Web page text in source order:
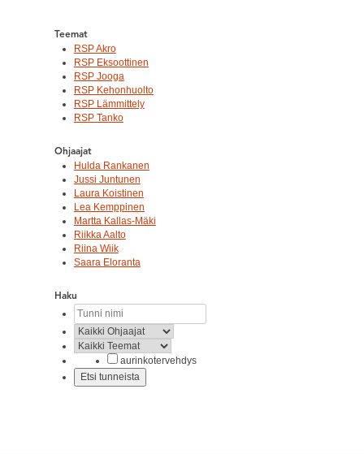
Teemat
RSP Akro
RSP Eksoottinen
RSP Jooga
RSP Kehonhuolto
RSP Lämmittely
RSP Tanko
Ohjaajat
Hulda Rankanen
Jussi Juntunen
Laura Koistinen
Lea Kemppinen
Martta Kallas-Mäki
Riikka Aalto
Riina Wiik
Saara Eloranta
Haku
aurinkotervehdys